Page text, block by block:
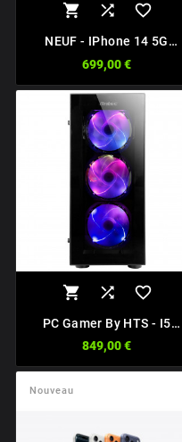
  
NEUF - IPhone 14 5G
699,00 €
  
PC Gamer By HTS - I5
- 1 To
849,00 €
Nouveau